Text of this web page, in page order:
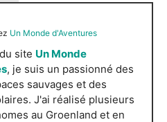
Un Monde d'Aventures
site Un Monde
, je suis un passionné des
sauvages et des
J'ai réalisé plusieurs
au Groenland et en